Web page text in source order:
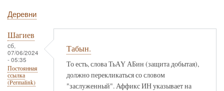
Деревни
Шагиев
сб,
07/06/2024
- 05:35
Постоянная
ссылка
(Permalink)
Табын.
То есть, слова ТьАҮ АБин (защита добытая),
должно перекликаться со словом
"заслуженный". Аффикс ИН указывает на